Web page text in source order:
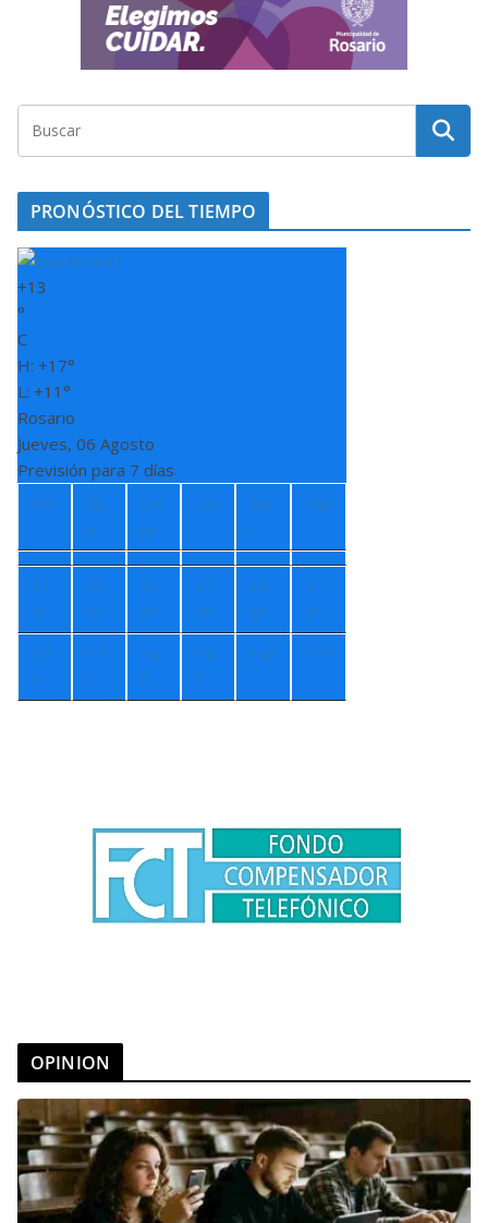
PRONÓSTICO DEL TIEMPO
+13
°
C
H: +17°
L: +11°
Rosario
Jueves, 06 Agosto
Previsión para 7 días
Vie
Sá
b
Do
m
Lun
Ma
r
Mié
+1
4°
+1
4°
+1
5°
+1
4°
+1
3°
+1
2°
+7
°
+7
°
+4
°
+4
°
+4° +7°
OPINION